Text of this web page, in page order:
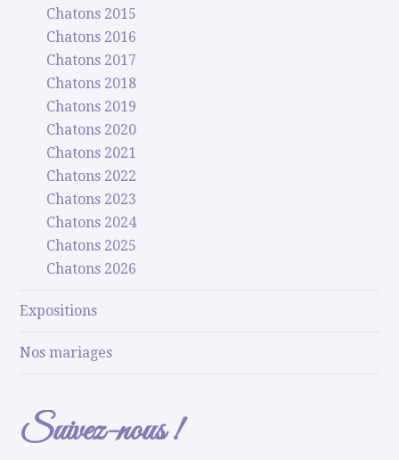
Chatons 2015
Chatons 2016
Chatons 2017
Chatons 2018
Chatons 2019
Chatons 2020
Chatons 2021
Chatons 2022
Chatons 2023
Chatons 2024
Chatons 2025
Chatons 2026
Expositions
Nos mariages
Suivez-nous !